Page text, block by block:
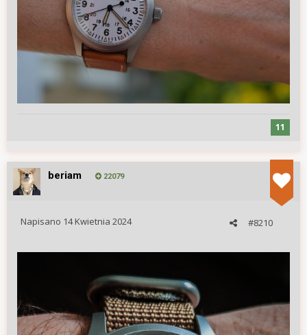
11
beriam 22079
#8210
Napisano 14 Kwietnia 2024